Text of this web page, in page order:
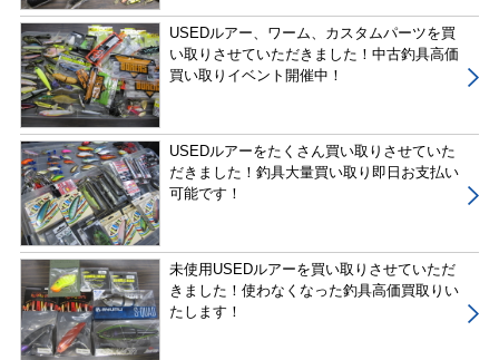
USEDルアー、ワーム、カスタムパーツを買
い取りさせていただきました！中古釣具高価
買い取りイベント開催中！
USEDルアーをたくさん買い取りさせていた
だきました！釣具大量買い取り即日お支払い
可能です！
未使用USEDルアーを買い取りさせていただ
きました！使わなくなった釣具高価買取りい
たします！